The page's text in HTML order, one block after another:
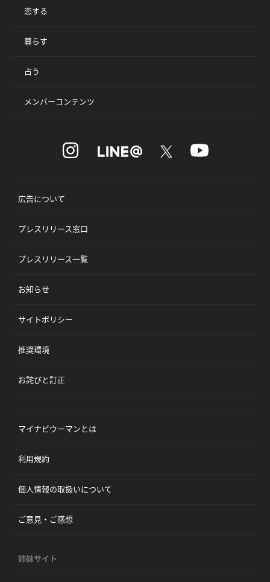
恋する
暮らす
占う
メンバーコンテンツ
広告について
プレスリリース窓口
プレスリリース一覧
お知らせ
サイトポリシー
推奨環境
お詫びと訂正
マイナビウーマンとは
利用規約
個人情報の取扱いについて
ご意見・ご感想
姉妹サイト